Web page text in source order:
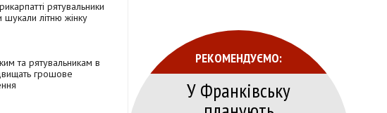
рятувальники
шукали літню жінку
та рятувальникам в
грошове
РЕКОМЕНДУЄМО:
У Франківську